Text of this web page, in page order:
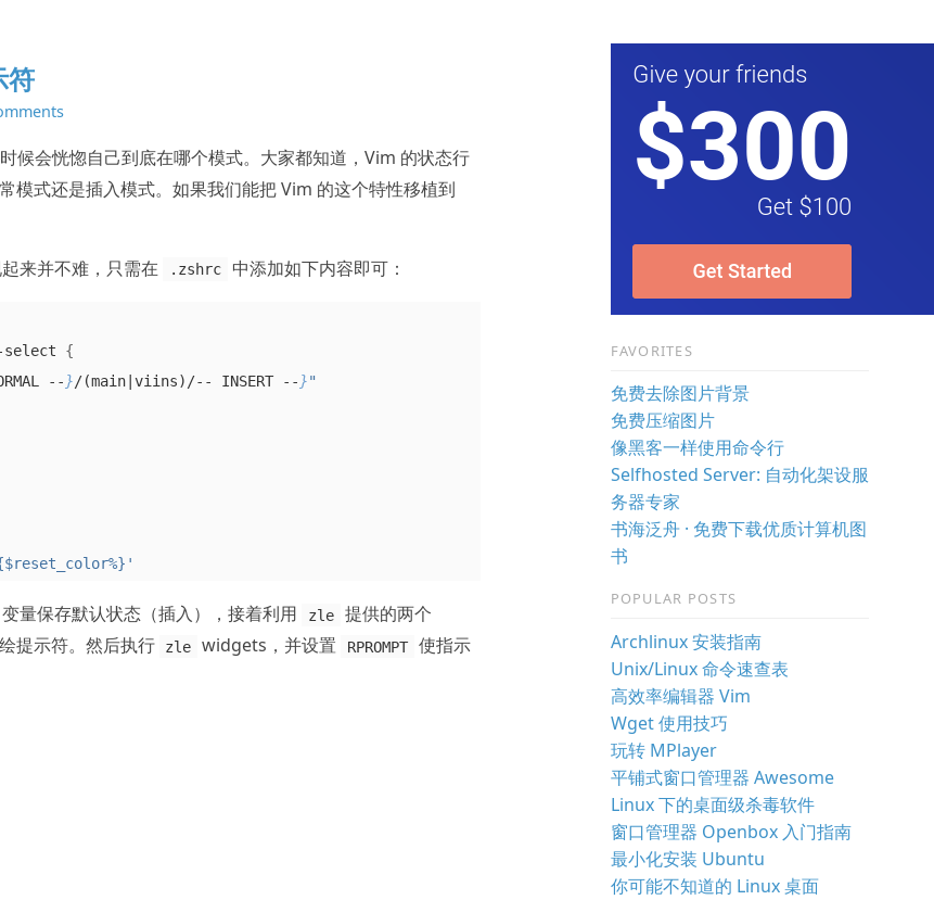
符
候会恍惚自己到底在哪个模式。大家都知道，Vim 的状态行
模式还是插入模式。如果我们能把 Vim 的这个特性移植到
来并不难，只需在 .zshrc 中添加如下内容即可：
{
-- }/(main|viins)/-- INSERT -- }"
变量保存默认状态（插入），接着利用 zle
提供的两个
提示符。然后执行
zle widgets，并设置 RPROMPT
使指示
FAVORITES
免费去除图片背景
免费压缩图片
像黑客一样使用命令行
Selfhosted Server: 自动化架设服
务器专家
书海泛舟 · 免费下载优质计算机图
书
POPULAR POSTS
Archlinux 安装指南
Unix/Linux 命令速查表
高效率编辑器 Vim
Wget 使用技巧
玩转 MPlayer
平铺式窗口管理器 Awesome
Linux 下的桌面级杀毒软件
窗口管理器 Openbox 入门指南
最小化安装 Ubuntu
你可能不知道的 Linux 桌面